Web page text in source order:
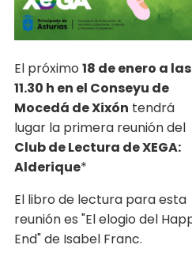
El próximo 18 de enero a las
11.30 h en el Conseyu de
Mocedá de Xixón tendr
lugar la primera reunión del
Club de Lectura de XEGA:
Alderique*
El libro de lectura para esta
reunión es "El elogio del
End" de Isabel Franc.